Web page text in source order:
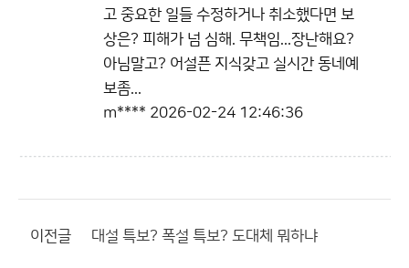
고 중요한 일들 수정하거나 취소했다면 보
상은? 피해가 넘 심해. 무책임...장난해요?
아님말고? 어설픈 지식갖고 실시간 동네예
보좀...
m**** 2026-02-24 12:46:36
이전글 대설 특보? 폭설 특보? 도대체 뭐하냐